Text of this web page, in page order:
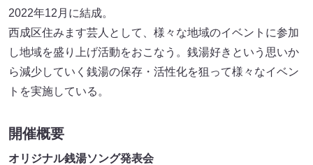
2022年12月に結成。
西成区住みます芸人として、様々な地域のイベントに参加
し地域を盛り上げ活動をおこなう。銭湯好きという思いか
ら減少していく銭湯の保存・活性化を狙って様々なイベン
トを実施している。
開催概要
オリジナル銭湯ソング発表会